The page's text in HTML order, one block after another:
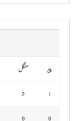
پیر منگل
1
2
8
9